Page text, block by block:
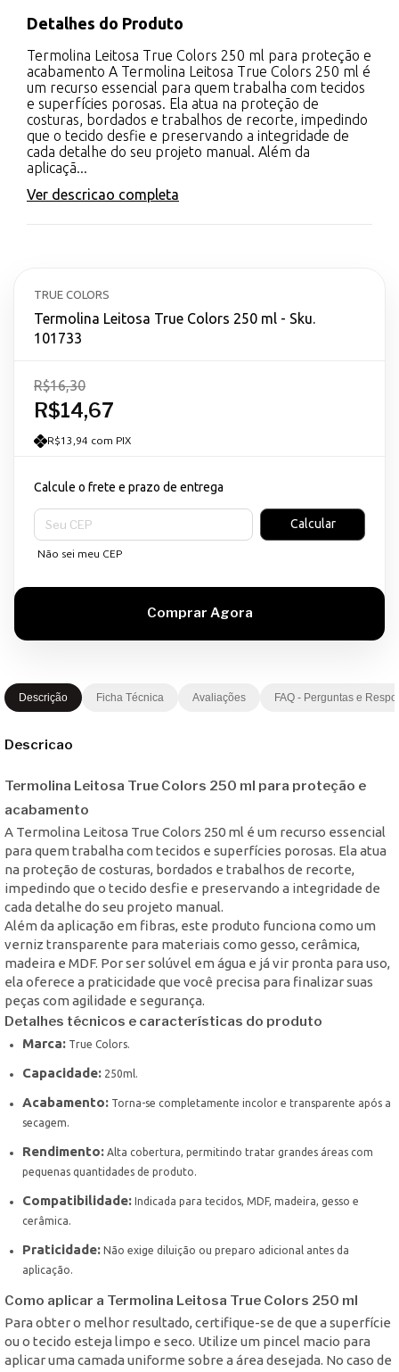
Detalhes do Produto
Termolina Leitosa True Colors 250 ml para proteção e
acabamento A Termolina Leitosa True Colors 250 ml é
um recurso essencial para quem trabalha com tecidos
e superfícies porosas. Ela atua na proteção de
costuras, bordados e trabalhos de recorte, impedindo
que o tecido desfie e preservando a integridade de
cada detalhe do seu projeto manual. Além da
aplicaçã...
Ver descricao completa
TRUE COLORS
Termolina Leitosa True Colors 250 ml - Sku.
101733
R$14,67
R$16,30
R$13,94 com PIX
Calcule o frete e prazo de entrega
Entregas para o CEP:
Calcular
Não sei meu CEP
Descrição Ficha Técnica Avaliações FAQ - Perguntas e
Descricao
Termolina Leitosa True Colors 250 ml para proteção e
acabamento
A Termolina Leitosa True Colors 250 ml é um recurso essencial
para quem trabalha com tecidos e superfícies porosas. Ela atua
na proteção de costuras, bordados e trabalhos de recorte,
impedindo que o tecido desfie e preservando a integridade de
cada detalhe do seu projeto manual.
Além da aplicação em fibras, este produto funciona como um
verniz transparente para materiais como gesso, cerâmica,
madeira e MDF. Por ser solúvel em água e já vir pronta para uso,
ela oferece a praticidade que você precisa para finalizar suas
peças com agilidade e segurança.
Detalhes técnicos e características do produto
Marca: True Colors.
Capacidade: 250ml.
Acabamento: Torna-se completamente incolor e transparente após a
secagem.
Rendimento: Alta cobertura, permitindo tratar grandes áreas com
pequenas quantidades de produto.
Compatibilidade: Indicada para tecidos, MDF, madeira, gesso e
cerâmica.
Praticidade: Não exige diluição ou preparo adicional antes da
aplicação.
Como aplicar a Termolina Leitosa True Colors 250 ml
Para obter o melhor resultado, certifique-se de que a superfície
ou o tecido esteja limpo e seco. Utilize um pincel macio para
aplicar uma camada uniforme sobre a área desejada. No caso de